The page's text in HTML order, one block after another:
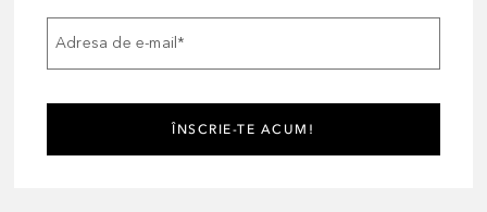
Adresa de e-mail*
ÎNSCRIE-TE ACUM!